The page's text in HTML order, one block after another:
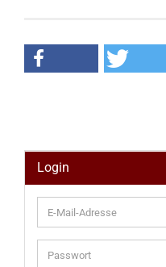
Login
E-
Mail-
Adresse
Passwort